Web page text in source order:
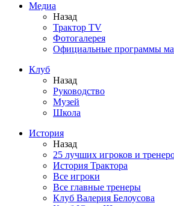
Медиа
Назад
Трактор TV
Фотогалерея
Официальные программы
Клуб
Назад
Руководство
Музей
Школа
История
Назад
25 лучших игроков и
История Трактора
Все игроки
Все главные тренеры
Клуб Валерия Белоусова